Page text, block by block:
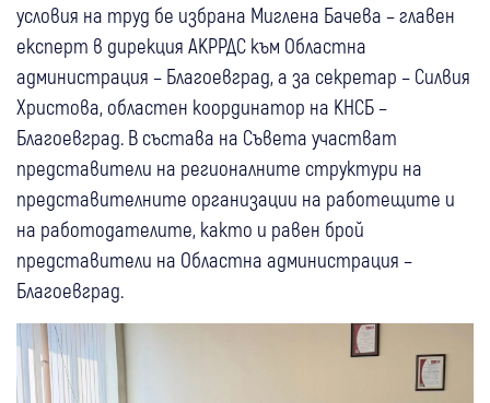
условия на труд бе избрана Миглена Бачева – главен
експерт в дирекция АКРРДС към Областна
администрация – Благоевград, а за секретар – Силвия
Христова, областен координатор на КНСБ –
Благоевград. В състава на Съвета участват
представители на регионалните структури на
представителните организации на работещите и
на работодателите, както и равен брой
представители на Областна администрация –
Благоевград.